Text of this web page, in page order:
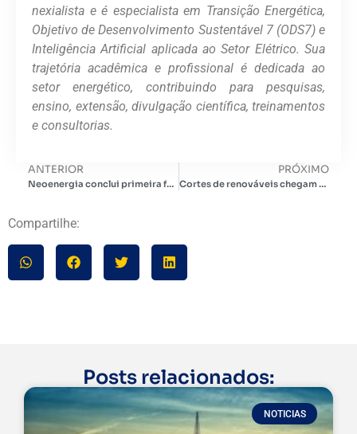
nexialista e é especialista em Transição Energética,
Objetivo de Desenvolvimento Sustentável 7 (ODS7) e
Inteligência Artificial aplicada ao Setor Elétrico. Sua
trajetória acadêmica e profissional é dedicada ao
setor energético, contribuindo para pesquisas,
ensino, extensão, divulgação científica, treinamentos
e consultorias.
ANTERIOR
Neoenergia conclui primeira fase do projeto Noronha Verde no Brasil, que receberá R$ 350 milhões
PRÓXIMO
Cortes de renováveis chegam a 2,8 GW e ONS prevê avanço do constrained-off até 2029
Compartilhe:
Posts relacionados:
NOTICIAS